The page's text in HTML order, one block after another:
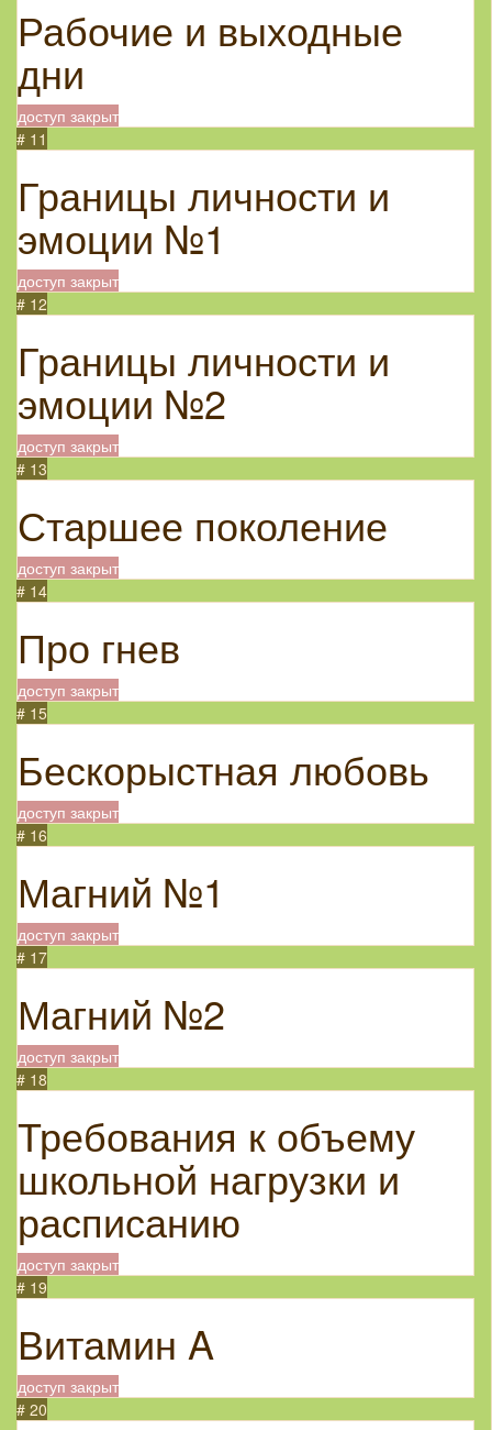
Рабочие и выходные
дни
доступ закрыт
# 11
Границы личности и
эмоции №1
доступ закрыт
# 12
Границы личности и
эмоции №2
доступ закрыт
# 13
Старшее поколение
доступ закрыт
# 14
Про гнев
доступ закрыт
# 15
Бескорыстная любовь
доступ закрыт
# 16
Магний №1
доступ закрыт
# 17
Магний №2
доступ закрыт
# 18
Требования к объему
школьной нагрузки и
расписанию
доступ закрыт
# 19
Витамин A
доступ закрыт
# 20